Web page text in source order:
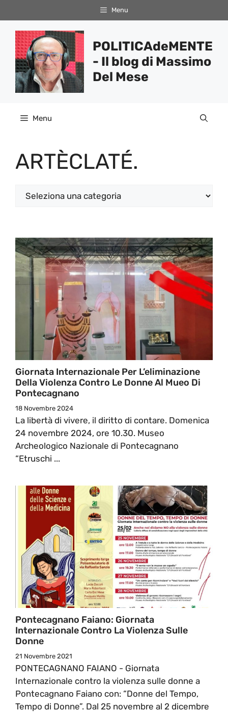
al
contenuto
Menu
POLITICAdeMENTE
- Il blog di Massimo
Del Mese
Menu
ARTÈCLATÉ.
Categorie
Giornata Internazionale Per L’eliminazione
Della Violenza Contro Le Donne Al Mueo Di
Pontecagnano
18 Novembre 2024
La libertà di vivere, il diritto di contare. Domenica
24 novembre 2024, ore 10.30. Museo
Archeologico Nazionale di Pontecagnano
“Etruschi ...
Pontecagnano Faiano: Giornata
Internazionale Contro La Violenza Sulle
Donne
21 Novembre 2021
PONTECAGNANO FAIANO - Giornata
Internazionale contro la violenza sulle donne a
Pontecagnano Faiano con: “Donne del Tempo,
Tempo di Donne”. Dal 25 novembre al 2 dicembre